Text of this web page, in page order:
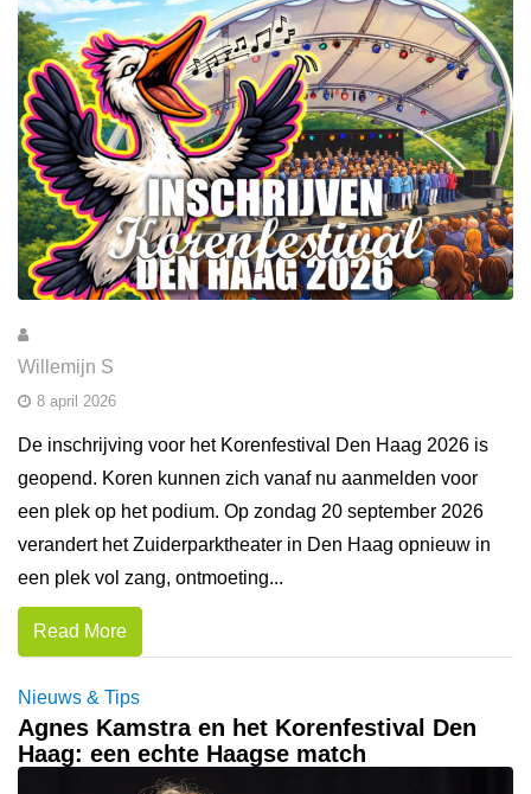
Willemijn S
8 april 2026
De inschrijving voor het Korenfestival Den Haag 2026 is
geopend. Koren kunnen zich vanaf nu aanmelden voor
een plek op het podium. Op zondag 20 september 2026
verandert het Zuiderparktheater in Den Haag opnieuw in
een plek vol zang, ontmoeting...
Read More
Nieuws & Tips
Agnes Kamstra en het Korenfestival Den
Haag: een echte Haagse match